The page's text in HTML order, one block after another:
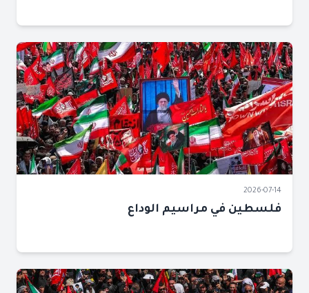
2026-07-14
فلسطين في مراسيم الوداع